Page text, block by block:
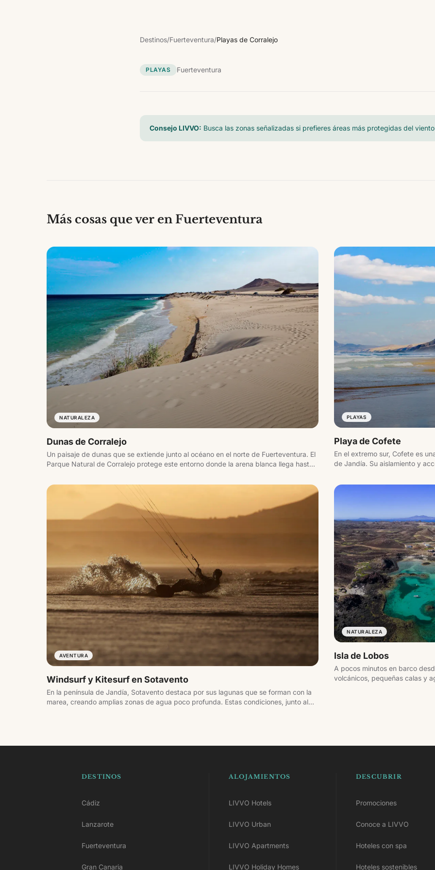
Destinos/Fuerteventura/Playas de Corralejo
PLAYAS Fuerteventura
Consejo LIVVO: Busca las zonas señalizadas si prefieres áreas más protegidas del
Más cosas que ver en Fuerteventura
NATURALEZA
Dunas de Corralejo
Un paisaje de dunas que se extiende junto al océano en el norte de Fuerteventura. El
Parque Natural de Corralejo protege este entorno donde la arena blanca llega hasta
PLAYAS
Playa de Cofete
En el extremo sur, Cofete es
de Jandía. Su aislamiento y
AVENTURA
Windsurf y Kitesurf en Sotavento
En la península de Jandía, Sotavento destaca por sus lagunas que se forman con la
marea, creando amplias zonas de agua poco profunda. Estas condiciones, junto al
NATURALEZA
Isla de Lobos
A pocos minutos en barco
volcánicos, pequeñas calas y
DESTINOS
Cádiz
Lanzarote
Fuerteventura
Gran Canaria
ALOJAMIENTOS
LIVVO Hotels
LIVVO Urban
LIVVO Apartments
LIVVO Holiday Homes
DESCUBRIR
Promociones
Conoce a LIVVO
Hoteles con spa
Hoteles sostenibles